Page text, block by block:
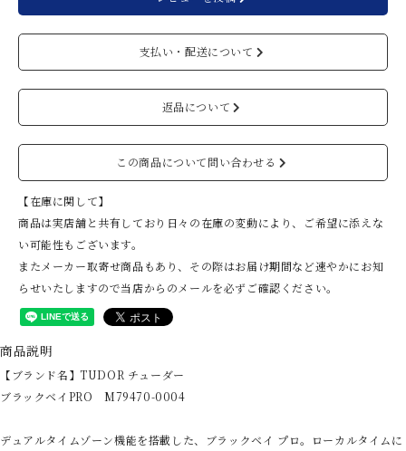
支払い・配送について
返品について
この商品について問い合わせる
【在庫に関して】
商品は実店舗と共有しており日々の在庫の変動により、ご希望に添えな
い可能性もございます。
またメーカー取寄せ商品もあり、その際はお届け期間など速やかにお知
らせいたしますので当店からのメールを必ずご確認ください。
商品説明
【ブランド名】TUDOR チューダー
ブラックベイPRO M79470-0004
デュアルタイムゾーン機能を搭載した、ブラックベイ プロ。ローカルタイムに